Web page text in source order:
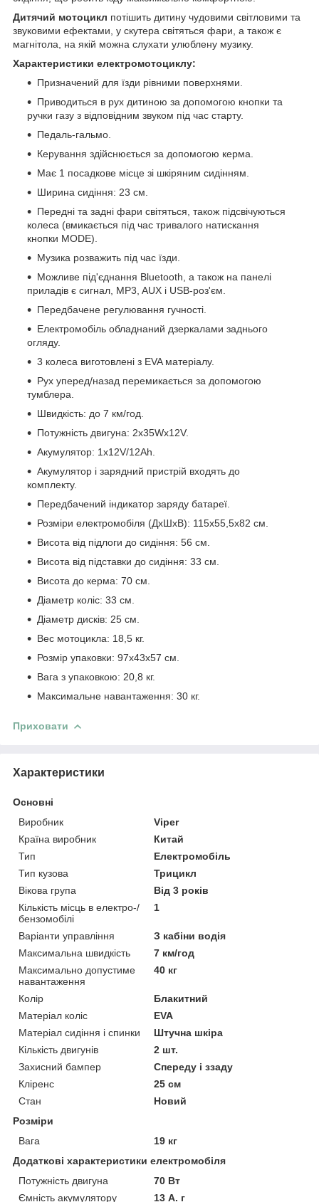
Дитячий мотоцикл потішить дитину чудовими світловими та
звуковими ефектами, у скутера світяться фари, а також є
магнітола, на якій можна слухати улюблену музику.
Характеристики електромотоциклу:
Призначений для їзди рівними поверхнями.
Приводиться в рух дитиною за допомогою кнопки та
ручки газу з відповідним звуком під час старту.
Педаль-гальмо.
Керування здійснюється за допомогою керма.
Має 1 посадкове місце зі шкіряним сидінням.
Ширина сидіння: 23 см.
Передні та задні фари світяться, також підсвічуються
колеса (вмикається під час тривалого натискання
кнопки MODE).
Музика розважить під час їзди.
Можливе під'єднання Bluetooth, а також на панелі
приладів є сигнал, MP3, AUX і USB-роз'єм.
Передбачене регулювання гучності.
Електромобіль обладнаний дзеркалами заднього
огляду.
3 колеса виготовлені з EVA матеріалу.
Рух уперед/назад перемикається за допомогою
тумблера.
Швидкість: до 7 км/год.
Потужність двигуна: 2х35Wх12V.
Акумулятор: 1х12V/12Ah.
Акумулятор і зарядний пристрій входять до
комплекту.
Передбачений індикатор заряду батареї.
Розміри електромобіля (ДхШхВ): 115х55,5х82 см.
Висота від підлоги до сидіння: 56 см.
Висота від підставки до сидіння: 33 см.
Висота до керма: 70 см.
Діаметр коліс: 33 см.
Діаметр дисків: 25 см.
Вес мотоцикла: 18,5 кг.
Розмір упаковки: 97х43х57 см.
Вага з упаковкою: 20,8 кг.
Максимальне навантаження: 30 кг.
Приховати
Характеристики
Основні
Виробник
Viper
Країна виробник
Китай
Тип
Електромобіль
Тип кузова
Трицикл
Вікова група
Від 3 років
Кількість місць в електро-/
бензомобілі
1
Варіанти управління
З кабіни водія
Максимальна швидкість
7 км/год
Максимально допустиме
навантаження
40 кг
Колір
Блакитний
Матеріал коліс
EVA
Матеріал сидіння і спинки
Штучна шкіра
Кількість двигунів
2 шт.
Захисний бампер
Спереду і ззаду
Кліренс
25 см
Стан
Новий
Розміри
Вага
19 кг
Додаткові характеристики електромобіля
Потужність двигуна
70 Вт
Ємність акумулятору
13 А. г